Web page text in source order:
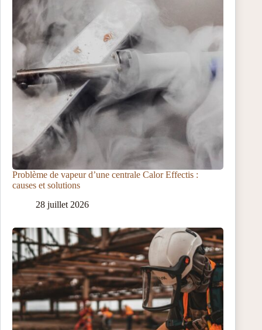
Problème de vapeur d’une centrale Calor Effectis :
causes et solutions
28 juillet 2026